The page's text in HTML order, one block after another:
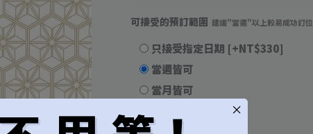
可接受的預訂範圍 建議"當週"以上較易成功訂位
只接受指定日期 [+NT$330]
當週皆可
當月皆可
無限制，有訂到就吃